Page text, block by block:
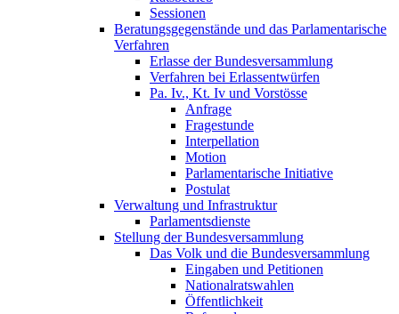
Sessionen
Beratungsgegenstände und das Parlamentarische
Verfahren
Erlasse der Bundesversammlung
Verfahren bei Erlassentwürfen
Pa. Iv., Kt. Iv und Vorstösse
Anfrage
Fragestunde
Interpellation
Motion
Parlamentarische Initiative
Postulat
Verwaltung und Infrastruktur
Parlamentsdienste
Stellung der Bundesversammlung
Das Volk und die Bundesversammlung
Eingaben und Petitionen
Nationalratswahlen
Öffentlichkeit